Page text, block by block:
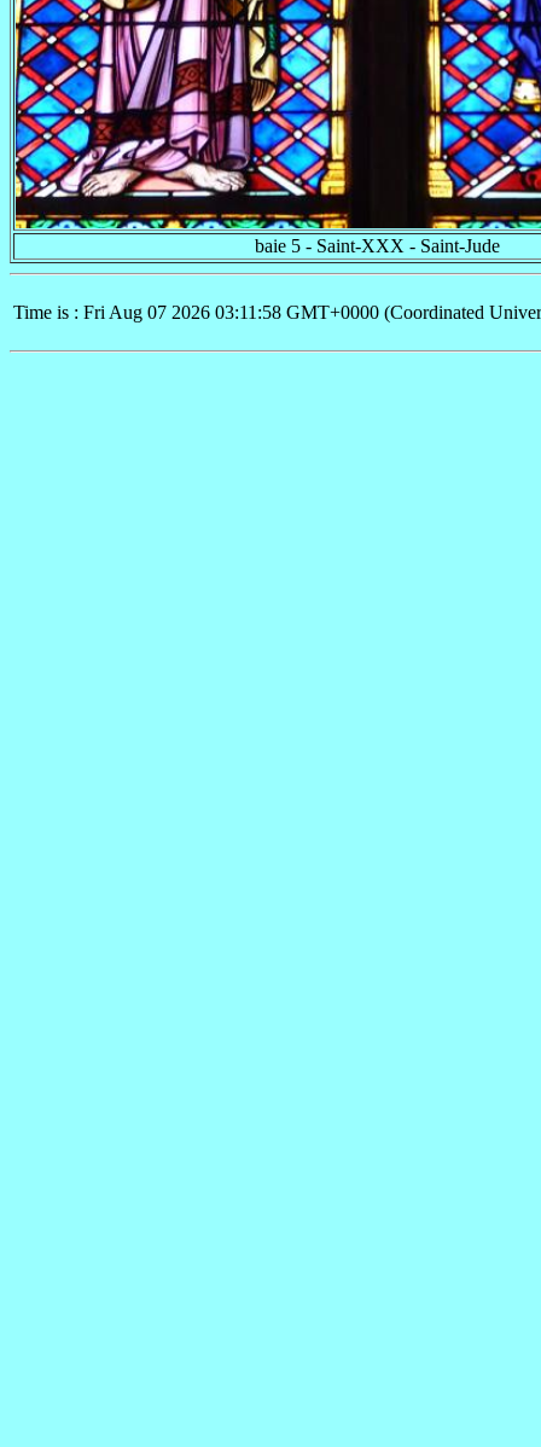
baie 5 - Saint-XXX - Saint-Jude
Time is : Fri Aug 07 2026 03:11:58 GMT+0000 (Coordinated